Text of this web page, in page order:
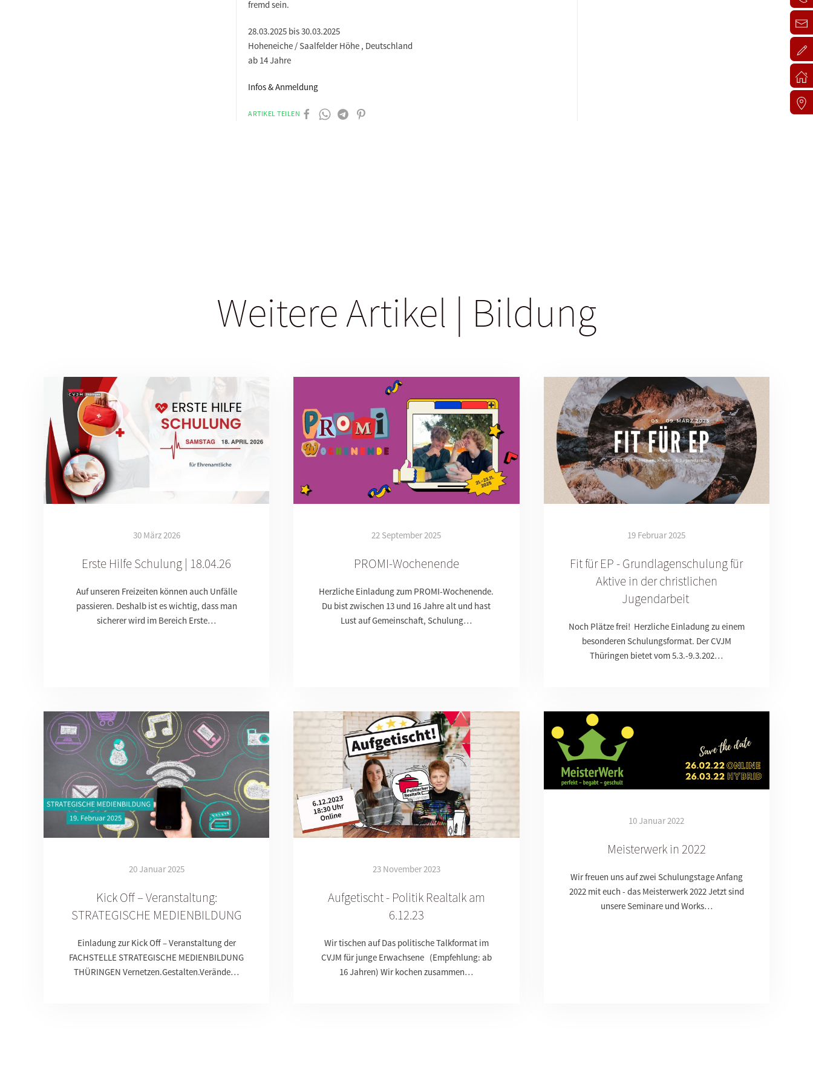
fremd sein.
28.03.2025 bis 30.03.2025
Hoheneiche / Saalfelder Höhe , Deutschland
ab 14 Jahre
Infos & Anmeldung
ARTIKEL TEILEN
Weitere Artikel | Bildung
30 März 2026
Erste Hilfe Schulung | 18.04.26
Auf unseren Freizeiten können auch Unfälle
passieren. Deshalb ist es wichtig, dass man
sicherer wird im Bereich Erste…
22 September 2025
PROMI-Wochenende
Herzliche Einladung zum PROMI-Wochenende.
Du bist zwischen 13 und 16 Jahre alt und hast
Lust auf Gemeinschaft, Schulung…
19 Februar 2025
Fit für EP - Grundlagenschulung für
Aktive in der christlichen
Jugendarbeit
Noch Plätze frei! Herzliche Einladung zu einem
besonderen Schulungsformat. Der CVJM
Thüringen bietet vom 5.3.-9.3.202…
20 Januar 2025
Kick Off – Veranstaltung:
STRATEGISCHE MEDIENBILDUNG
Einladung zur Kick Off – Veranstaltung der
FACHSTELLE STRATEGISCHE MEDIENBILDUNG
THÜRINGEN Vernetzen.Gestalten.Verände…
23 November 2023
Aufgetischt - Politik Realtalk am
6.12.23
Wir tischen auf Das politische Talkformat im
CVJM für junge Erwachsene (Empfehlung: ab
16 Jahren) Wir kochen zusammen…
10 Januar 2022
Meisterwerk in 2022
Wir freuen uns auf zwei Schulungstage Anfang
2022 mit euch - das Meisterwerk 2022 Jetzt sind
unsere Seminare und Works…